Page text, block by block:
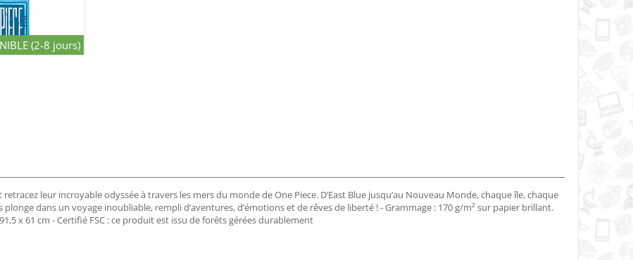
(2-8 jours)
leur incroyable odyssée à travers les mers du monde de One Piece. D’East Blue jusqu’au Nouveau Monde, chaque île, chaque
dans un voyage inoubliable, rempli d’aventures, d’émotions et de rêves de liberté ! - Grammage : 170 g/m² sur papier brillant.
x 61 cm - Certifié FSC : ce produit est issu de forêts gérées durablement